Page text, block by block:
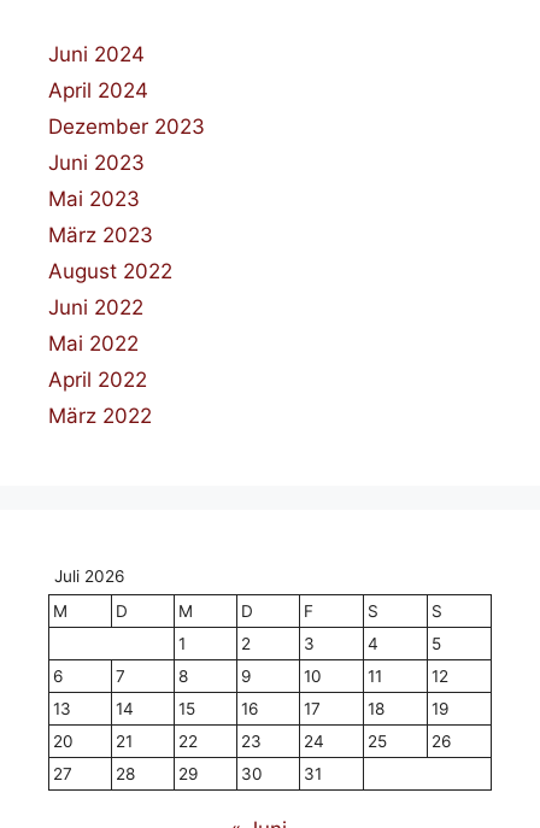
Juni 2024
April 2024
Dezember 2023
Juni 2023
Mai 2023
März 2023
August 2022
Juni 2022
Mai 2022
April 2022
März 2022
Juli 2026
M
D M D F S
S
1
2 3 4
5
6
7 8 9 10 11
12
13
14 15 16 17 18
19
20
21 22 23 24 25
26
27
28 29 30 31